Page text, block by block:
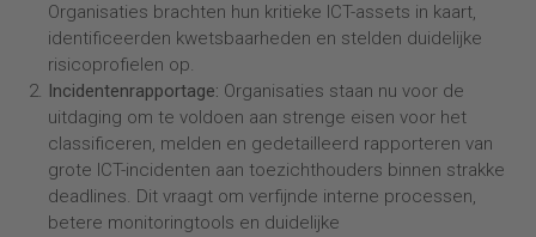
Organisaties brachten hun kritieke ICT-assets in kaart,
identificeerden kwetsbaarheden en stelden duidelijke
risicoprofielen op.
Incidentenrapportage: Organisaties staan nu voor de
uitdaging om te voldoen aan strenge eisen voor het
classificeren, melden en gedetailleerd rapporteren van
grote ICT-incidenten aan toezichthouders binnen strakke
deadlines. Dit vraagt om verfijnde interne processen,
betere monitoringtools en duidelijke